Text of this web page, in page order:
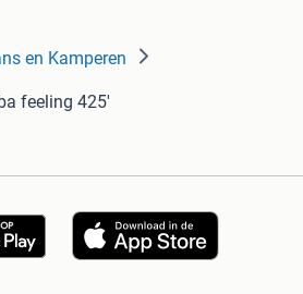
en Kamperen
feeling 425'